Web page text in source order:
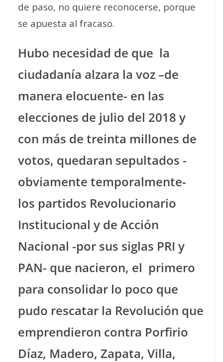
de paso, no quiere reconocerse, porque
se apuesta al fracaso.
Hubo necesidad de que la
ciudadanía alzara la voz –de
manera elocuente- en las
elecciones de julio del 2018 y
con más de treinta millones de
votos, quedaran sepultados -
obviamente temporalmente-
los partidos Revolucionario
Institucional y de Acción
Nacional -por sus siglas PRI y
PAN- que nacieron, el primero
para consolidar lo poco que
pudo rescatar la Revolución que
emprendieron contra Porfirio
Díaz, Madero, Zapata, Villa,